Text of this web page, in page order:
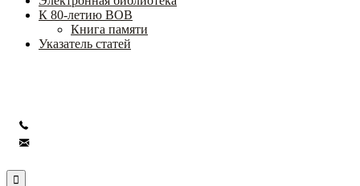
К 80-летию ВОВ
Книга памяти
Указатель статей
